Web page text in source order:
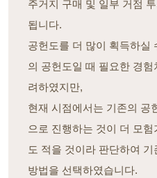
주거지 구매 및 일부 거점
됩니다.
공헌도를 더 많이 획득하실
의 공헌도일 때 필요한 경
려하였지만,
현재 시점에서는 기존의 공
으로 진행하는 것이 더 모
도 적을 것이라 판단하여
방법을 선택하였습니다.